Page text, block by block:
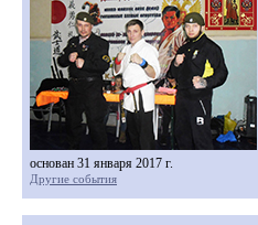
основан 31 января 2017 г.
Другие события